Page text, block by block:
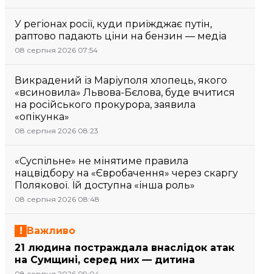
У регіонах росії, куди приїжджає путін,
раптово падають ціни на бензин — медіа
08 серпня 2026 07:54
Викрадений із Маріуполя хлопець, якого
«всиновила» Львова-Бєлова, буде вчитися
на російського прокурора, заявила
«опікунка»
08 серпня 2026 08:23
«Суспільне» не мінятиме правила
нацвідбору на «Євробачення» через скаргу
Полякової. Їй доступна «інша роль»
08 серпня 2026 08:48
Важливо
21 людина постраждала внаслідок атак
на Сумщині, серед них — дитина